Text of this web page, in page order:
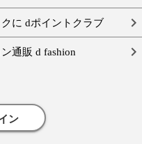
に dポイントクラブ
通販 d fashion
ン